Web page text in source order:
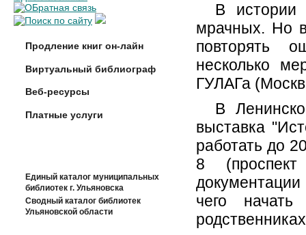
Продление книг он-лайн
Виртуальный библиограф
Веб-ресурсы
Платные услуги
Единый каталог муниципальных
библиотек г. Ульяновска
Сводный каталог библиотек
Ульяновской области
В истории
мрачных. Но
повторять
несколько
ГУЛАГа
В
выставка
работать до
8
чего